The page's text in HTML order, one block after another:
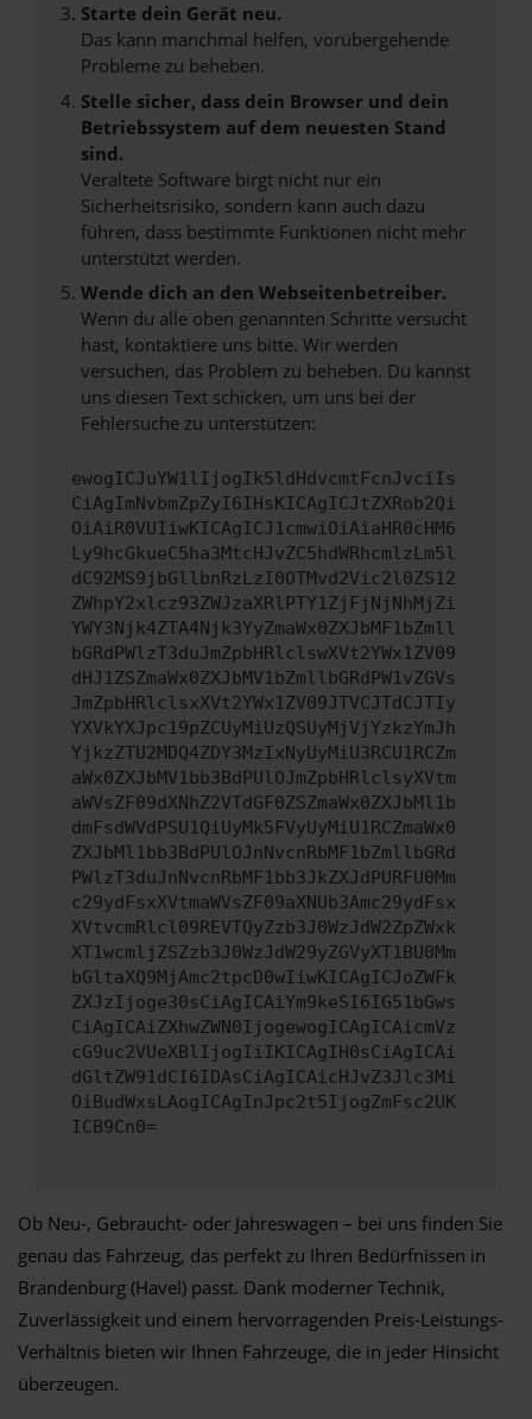
Starte dein Gerät neu.
Das kann manchmal helfen, vorübergehende
Probleme zu beheben.
Stelle sicher, dass dein Browser und dein
Betriebssystem auf dem neuesten Stand
sind.
Veraltete Software birgt nicht nur ein
Sicherheitsrisiko, sondern kann auch dazu
führen, dass bestimmte Funktionen nicht mehr
unterstützt werden.
Wende dich an den Webseitenbetreiber.
Wenn du alle oben genannten Schritte versucht
hast, kontaktiere uns bitte. Wir werden
versuchen, das Problem zu beheben. Du kannst
uns diesen Text schicken, um uns bei der
Fehlersuche zu unterstützen:
ewogICJuYW1lIjogIk5ldHdvcmtFcnJvciIs
CiAgImNvbmZpZyI6IHsKICAgICJtZXRob2Qi
OiAiR0VUIiwKICAgICJ1cmwiOiAiaHR0cHM6
Ly9hcGkueC5ha3MtcHJvZC5hdWRhcmlzLm5l
dC92MS9jbGllbnRzLzI0OTMvd2Vic2l0ZS12
ZWhpY2xlcz93ZWJzaXRlPTY1ZjFjNjNhMjZi
YWY3Njk4ZTA4Njk3YyZmaWx0ZXJbMF1bZmll
bGRdPWlzT3duJmZpbHRlclswXVt2YWx1ZV09
dHJ1ZSZmaWx0ZXJbMV1bZmllbGRdPW1vZGVs
JmZpbHRlclsxXVt2YWx1ZV09JTVCJTdCJTIy
YXVkYXJpc19pZCUyMiUzQSUyMjVjYzkzYmJh
YjkzZTU2MDQ4ZDY3MzIxNyUyMiU3RCU1RCZm
aWx0ZXJbMV1bb3BdPUlOJmZpbHRlclsyXVtm
aWVsZF09dXNhZ2VTdGF0ZSZmaWx0ZXJbMl1b
dmFsdWVdPSU1QiUyMk5FVyUyMiU1RCZmaWx0
ZXJbMl1bb3BdPUlOJnNvcnRbMF1bZmllbGRd
PWlzT3duJnNvcnRbMF1bb3JkZXJdPURFU0Mm
c29ydFsxXVtmaWVsZF09aXNUb3Amc29ydFsx
XVtvcmRlcl09REVTQyZzb3J0WzJdW2ZpZWxk
XT1wcmljZSZzb3J0WzJdW29yZGVyXT1BU0Mm
bGltaXQ9MjAmc2tpcD0wIiwKICAgICJoZWFk
ZXJzIjoge30sCiAgICAiYm9keSI6IG51bGws
CiAgICAiZXhwZWN0IjogewogICAgICAicmVz
cG9uc2VUeXBlIjogIiIKICAgIH0sCiAgICAi
dGltZW91dCI6IDAsCiAgICAicHJvZ3Jlc3Mi
OiBudWxsLAogICAgInJpc2t5IjogZmFsc2UK
ICB9Cn0=
Ob Neu-, Gebraucht- oder Jahreswagen – bei uns finden Sie
genau das Fahrzeug, das perfekt zu Ihren Bedürfnissen in
Brandenburg (Havel) passt. Dank moderner Technik,
Zuverlässigkeit und einem hervorragenden Preis-Leistungs-
Verhältnis bieten wir Ihnen Fahrzeuge, die in jeder Hinsicht
überzeugen.